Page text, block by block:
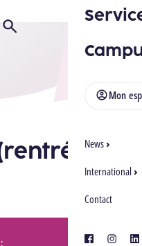
Mon
News
International
Contact
facebook
Ouvrir/Fermer la recherche